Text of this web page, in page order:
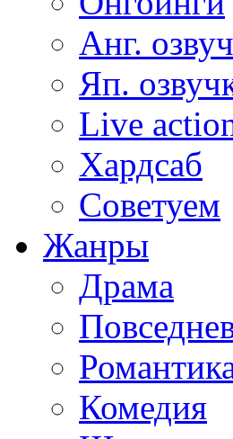
Анг.
Яп.
Live
Хардсаб
Советуем
Жанры
Драма
Комедия